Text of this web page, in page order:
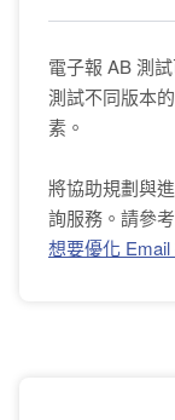
電子報 AB 測
測試不同版本
素。
將協助規劃與
詢服務。請參考
想要優化 Email